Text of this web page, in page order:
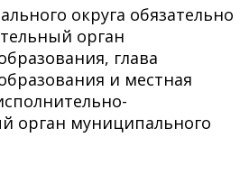
округа обязательно
орган
глава
и местная
орган муниципального